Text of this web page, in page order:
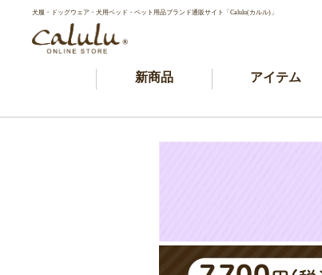
犬服・ドッグウェア・犬用ベッド・ペット用品ブランド通販サイト「Calulu(カルル)」
新商品 アイテム